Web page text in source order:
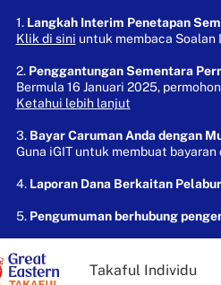
1. Langkah Interim Penetapan
Klik di sini untuk membaca
2. Penggantungan Sementara
Bermula 16 Januari 2025,
Ketahui lebih lanjut
3.Bayar Caruman Anda dengan
Guna iGIT untuk membuat
4. Laporan Dana Berkaitan
5. Pengumuman berhubung
Takaful Individu